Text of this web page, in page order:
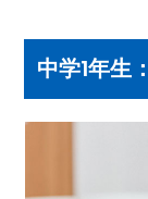
中学1年生